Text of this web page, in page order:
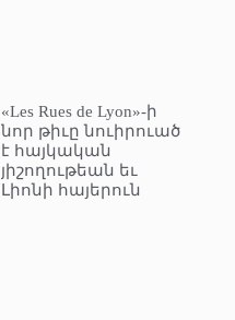
«Les Rues de Lyon»-ի
նոր թիւը նուիրուած
է հայկական
յիշողութեան եւ
Լիոնի հայերուն